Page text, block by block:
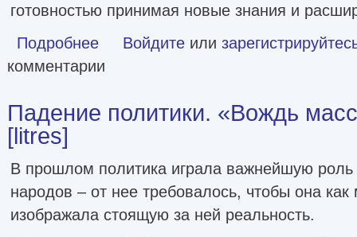
готовностью принимая новые знания и
Подробнее о Никколо Макиавелли. Стяжать власть, не стяжать
Войдите или
комментарии
Падение политики. «Вождь
[litres]
В прошлом политика играла важнейшую роль
народов – от нее требовалось, чтобы она
изображала стоящую за ней реальность.